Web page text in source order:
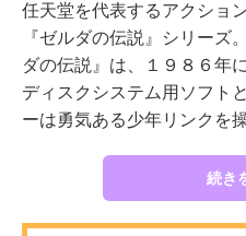
任天堂を代表するアクショ
『ゼルダの伝説』シリーズ
ダの伝説』は、１９８６年
ディスクシステム用ソフ
ーは勇気ある少年リンクを
続き